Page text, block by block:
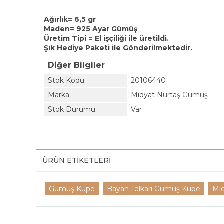
Ağırlık= 6,5 gr
Maden= 925 Ayar Gümüş
Üretim Tipi = El işçiliği ile üretildi.
Şık Hediye Paketi ile Gönderilmektedir.
Diğer Bilgiler
Stok Kodu
20106440
Marka
Midyat Nurtaş Gümüş
Stok Durumu
Var
ÜRÜN ETIKETLERI
Gümüş Küpe Bayan Telkari Gümüş Küpe